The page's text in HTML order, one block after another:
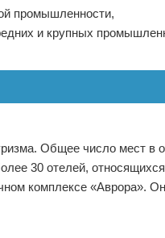
промышленности,
и крупных
Общее число мест в
30 отелей,
комплексе «Аврора».